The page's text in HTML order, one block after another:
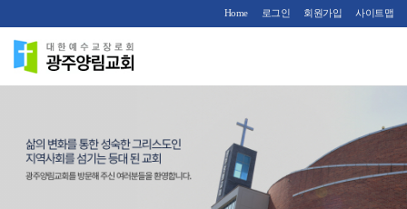
Home 로그인 회원가입 사이트맵